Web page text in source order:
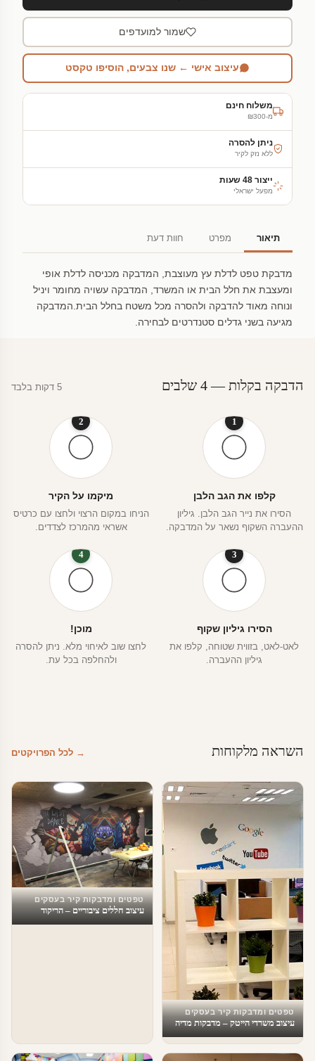
שמור למועדפים
עיצוב אישי ← שנו צבעים, הוסיפו טקסט
משלוח חינם
מ-₪300
ניתן להסרה
ללא נזק לקיר
ייצור 48 שעות
מפעל ישראלי
תיאור מפרט חוות דעת
מדבקת טפט לדלת עץ מעוצבת, המדבקה מכניסה לדלת אופי
ומעצבת את חלל הבית או המשרד, המדבקה עשויה מחומר ויניל
ונוחה מאוד להדבקה ולהסרה מכל משטח בחלל הבית.המדבקה
מגיעה בשני גדלים סטנדרטים לבחירה.
הדבקה בקלות — 4 שלבים 5 דקות בלבד
1
קלפו את הגב הלבן
הסירו את נייר הגב הלבן. גיליון
ההעברה השקוף נשאר על המדבקה.
2
מיקמו על הקיר
הניחו במקום הרצוי ולחצו עם כרטיס
אשראי מהמרכז לצדדים.
3
הסירו גיליון שקוף
לאט-לאט, בזווית שטוחה, קלפו את
גיליון ההעברה.
4
מוכן!
לחצו שוב לאיחוי מלא. ניתן להסרה
ולהחלפה בכל עת.
השראה מלקוחות → לכל הפרויקטים
טפטים ומדבקות קיר בעסקים
עיצוב משרדי הייטק – מדבקות מדיה
חברתית
טפטים ומדבקות קיר בעסקים
עיצוב חללים ציבוריים – הריקוד
האחרון